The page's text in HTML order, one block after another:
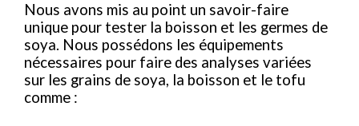
Nous avons mis au point un savoir-faire
unique pour tester la boisson et les germes de
soya. Nous possédons les équipements
nécessaires pour faire des analyses variées
sur les grains de soya, la boisson et le tofu
comme :